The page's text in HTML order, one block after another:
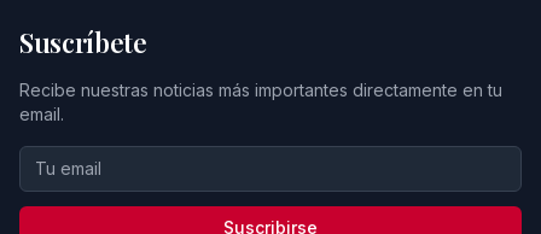
Suscríbete
Recibe nuestras noticias más importantes directamente en tu
email.
Suscribirse